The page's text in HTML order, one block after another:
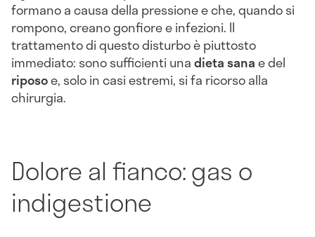
formano a causa della pressione e che, quando si
rompono, creano gonfiore e infezioni. Il
trattamento di questo disturbo è piuttosto
immediato: sono sufficienti unadieta sanae del
riposoe, solo in casi estremi, si fa ricorso alla
chirurgia.
Dolore al fianco: gas o
indigestione